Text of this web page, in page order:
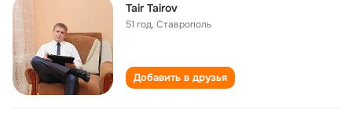
Tair Tairov
51 год,Ставрополь
Добавить в друзья